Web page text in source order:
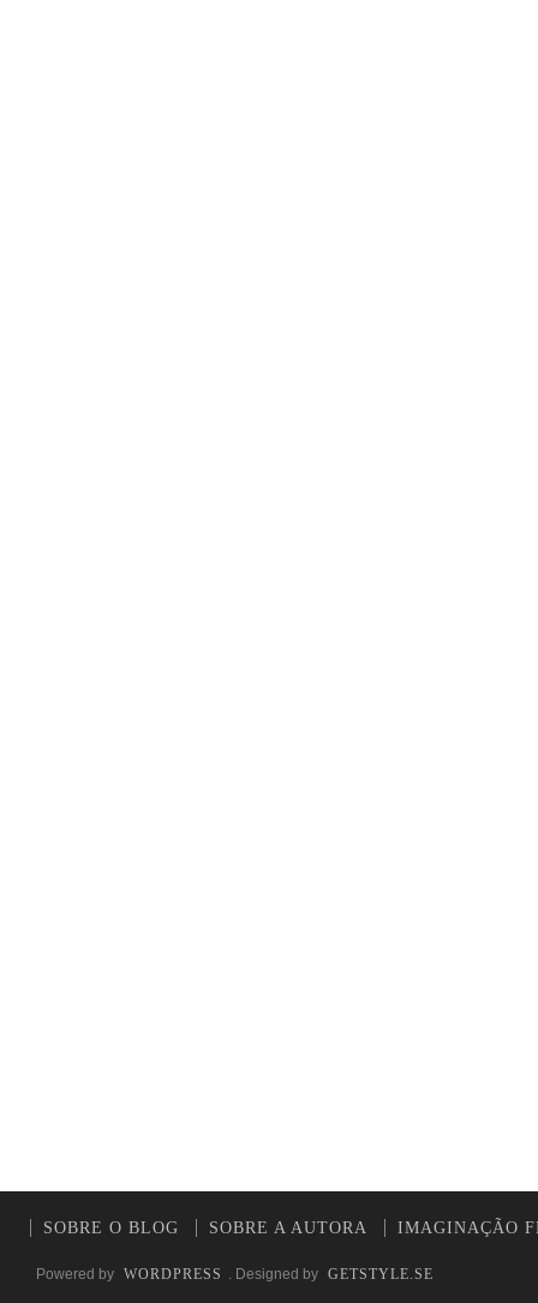
SOBRE O BLOG SOBRE A AUTORA IMAGINAÇÃO
Powered by WORDPRESS . Designed by GETSTYLE.SE